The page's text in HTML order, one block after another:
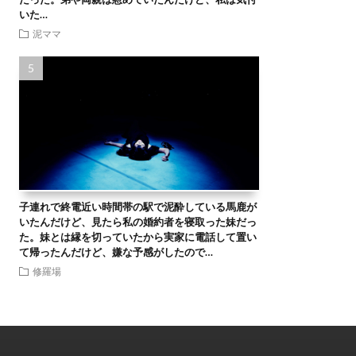
いた…
泥ママ
子連れで終電近い時間帯の駅で泥酔している馬鹿が
いたんだけど、見たら私の婚約者を寝取った妹だっ
た。妹とは縁を切っていたから実家に電話して置い
て帰ったんだけど、嫌な予感がしたので…
修羅場